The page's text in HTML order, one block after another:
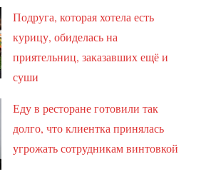
Подруга, которая хотела есть
курицу, обиделась на
приятельниц, заказавших ещё и
суши
Еду в ресторане готовили так
долго, что клиентка принялась
угрожать сотрудникам винтовкой